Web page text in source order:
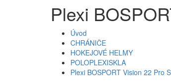
Plexi
Úvod
CHRÁNIČE
HOKEJOVÉ HELMY
POLOPLEXISKLA
Plexi BOSPORT Vision 22 Pro